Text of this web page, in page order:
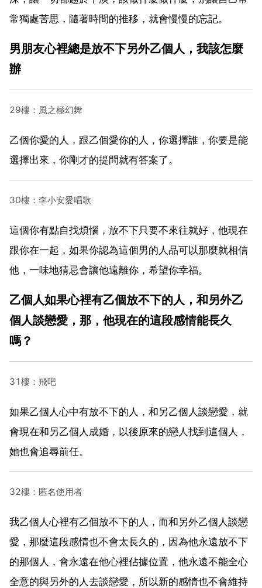
常獨處苦思，隨著時間的推移，就會慢慢的忘記。
男朋友心裡總是放不下另外乙個人，我該怎麼
辦
29樓：風之極幻舞
乙個你愛的人，跟乙個愛你的人，你選擇誰，你要是能
選擇出來，你剛才的提問就有答案了。
30樓：李小安愛唱歌
這個你有點自找煩惱，放不下只要不來往就好，他現在
跟你在一起，如果你認為這個男的人品可以那麼就相信
他，一味地猜忌會讓他遠離你，希望你幸福。
乙個人如果心裡有乙個放不下的人，和另外乙
個人談戀愛，那，他現在的這段感情能長久
嗎？
31樓：飛吧
如果乙個人心中有放不下的人，和另乙個人談戀愛，就
會現在和另乙個人成婚，以後原來的戀人找到這個人，
她也會追尋前任。
32樓：匿名使用者
我乙個人心裡有乙個放不下的人，而和另外乙個人談戀
愛，那麼這段感情也不會太長久的，因為他永遠放不下
的那個人，會永遠在他心裡佔據位置，他永遠不能全心
全意的與另外的人去談戀愛，所以新的感情也不會維持